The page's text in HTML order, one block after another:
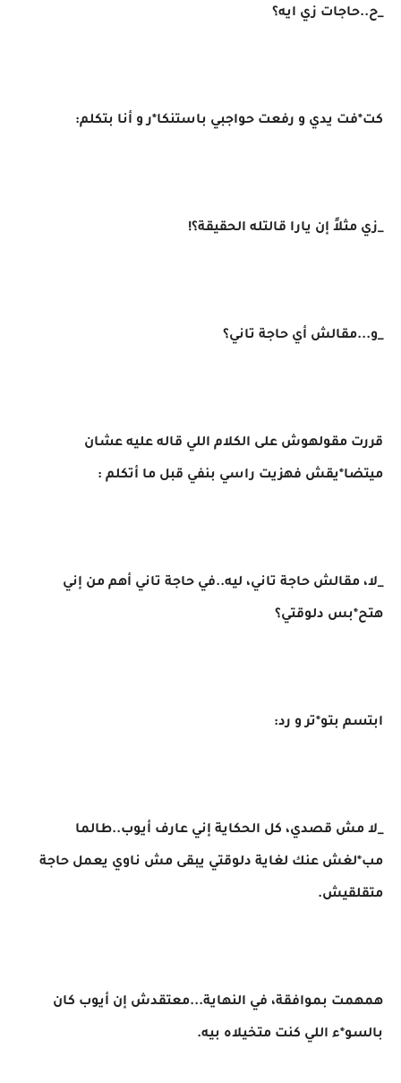
_ح..حاجات زي ايه؟
كت*فت يدي و رفعت حواجبي باستنكا*ر و أنا بتكلم:
_زي مثلاً إن يارا قالتله الحقيقة؟!
_و...مقالش أي حاجة تاني؟
قررت مقولهوش على الكلام اللي قاله عليه عشان
ميتضا*يقش فهزيت راسي بنفي قبل ما أتكلم :
_لا، مقالش حاجة تاني، ليه..في حاجة تاني أهم من إني
هتح*بس دلوقتي؟
ابتسم بتو*تر و رد:
_لا مش قصدي، كل الحكاية إني عارف أيوب..طالما
مب*لغش عنك لغاية دلوقتي يبقى مش ناوي يعمل حاجة
متقلقيش.
همهمت بموافقة، في النهاية...معتقدش إن أيوب كان
بالسو*ء اللي كنت متخيلاه بيه.